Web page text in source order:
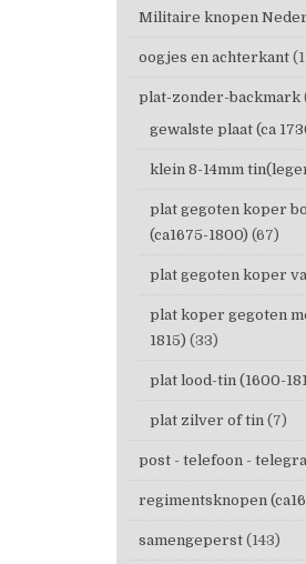
Militaire knopen
oogjes en achterkant
plat-zonder-backmark
gewalste plaat (ca
klein 8-14mm
plat gegoten koper
(ca1675-1800) (67)
plat gegoten koper
plat koper gegoten
1815) (33)
plat lood-tin (1600-
plat zilver of tin (7)
post - telefoon -
regimentsknopen
samengeperst (143)